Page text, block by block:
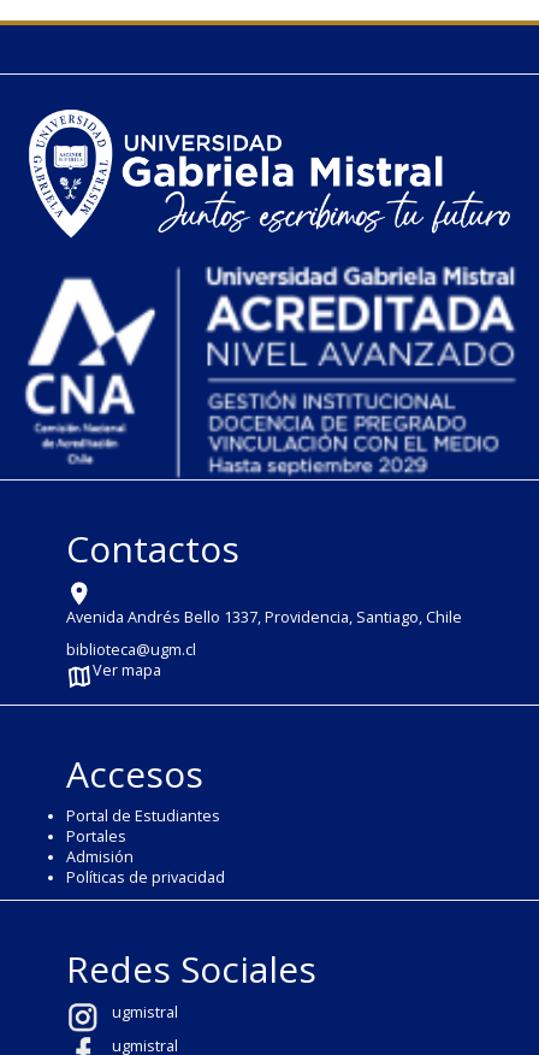
Contactos
Avenida Andrés Bello 1337, Providencia, Santiago, Chile
biblioteca@ugm.cl
Ver mapa
Accesos
Portal de Estudiantes
Portales
Admisión
Políticas de privacidad
Redes Sociales
ugmistral
ugmistral